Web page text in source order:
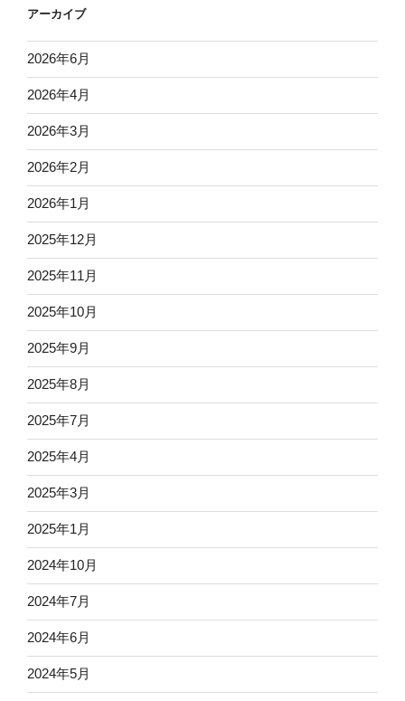
アーカイブ
2026年6月
2026年4月
2026年3月
2026年2月
2026年1月
2025年12月
2025年11月
2025年10月
2025年9月
2025年8月
2025年7月
2025年4月
2025年3月
2025年1月
2024年10月
2024年7月
2024年6月
2024年5月